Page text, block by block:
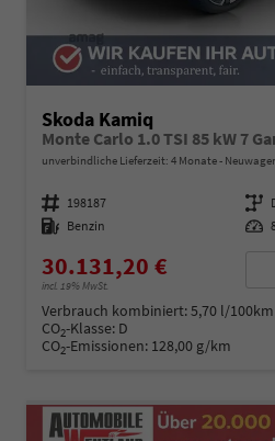
Skoda Kamiq
Monte Carlo 1.0 TSI 85 kW 7
unverbindliche Lieferzeit: 4 Monate
Fahrzeugnummer 198187 Getriebe
Kraftstoff Benzin Leistung
30.131,20 €
incl. 19% MwSt.
Verbrauch kombiniert:5,70 l/100km
CO2-Klasse: D
CO2-Emissionen: 128,00 g/km